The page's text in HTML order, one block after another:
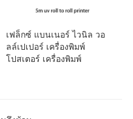
เฟล็กซ์ แบนเนอร์ ไวนิล วอ
ลล์เปเปอร์ เครื่องพิมพ์
โปสเตอร์ เครื่องพิมพ์